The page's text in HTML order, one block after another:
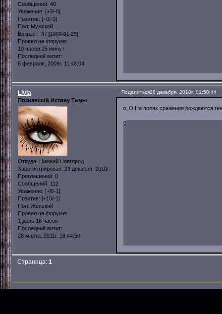
Сообщений: 40
Уважение: [+3/-0]
Позитив: [+0/-0]
Пол: Мужской
Возраст: 37 [1989-01-25]
Провел на форуме:
10 часов 25 минут
Последний визит:
6 февраля, 2009г. 11:48:04
Поделиться28 декабря, 2010г. 01:50:44
Livia
Познавший Истину Тьмы
Откуда: Нижний Новгород
Зарегистрирован: 23 декабря, 2010г.
Приглашений: 0
Сообщений: 112
Уважение: [+8/-1]
Позитив: [+10/-1]
Пол: Женский
Провел на форуме:
1 день 16 часов
Последний визит:
28 марта, 2011г. 18:44:50
о_О На полях сражения рождаются
0
Страница:1